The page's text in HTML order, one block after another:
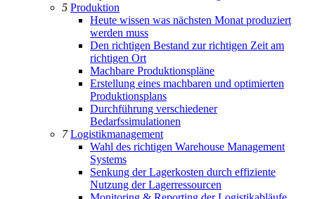
5 Produktion
Heute wissen was nächsten Monat produziert
werden muss
Den richtigen Bestand zur richtigen Zeit am
richtigen Ort
Machbare Produktionspläne
Erstellung eines machbaren und optimierten
Produktionsplans
Durchführung verschiedener
Bedarfssimulationen
7Logistikmanagement
Wahl des richtigen Warehouse Management
Systems
Senkung der Lagerkosten durch effiziente
Nutzung der Lagerressourcen